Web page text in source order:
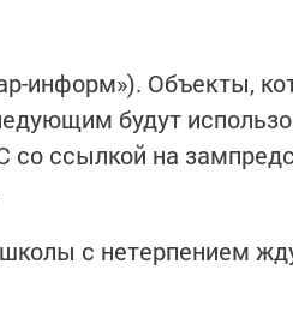
информ»). Объекты,
будут
со ссылкой на
с нетерпением